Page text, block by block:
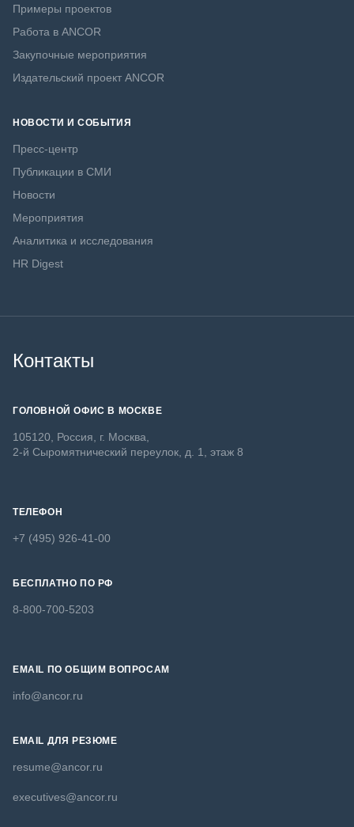
Примеры проектов
Работа в ANCOR
Закупочные мероприятия
Издательский проект ANCOR
НОВОСТИ И СОБЫТИЯ
Пресс-центр
Публикации в СМИ
Новости
Мероприятия
Аналитика и исследования
HR Digest
Контакты
ГОЛОВНОЙ ОФИС В МОСКВЕ
105120, Россия, г. Москва,
2-й Сыромятнический переулок, д. 1, этаж 8
ТЕЛЕФОН
+7 (495) 926-41-00
БЕСПЛАТНО ПО РФ
8-800-700-5203
EMAIL ПО ОБЩИМ ВОПРОСАМ
info@ancor.ru
EMAIL ДЛЯ РЕЗЮМЕ
resume@ancor.ru
executives@ancor.ru